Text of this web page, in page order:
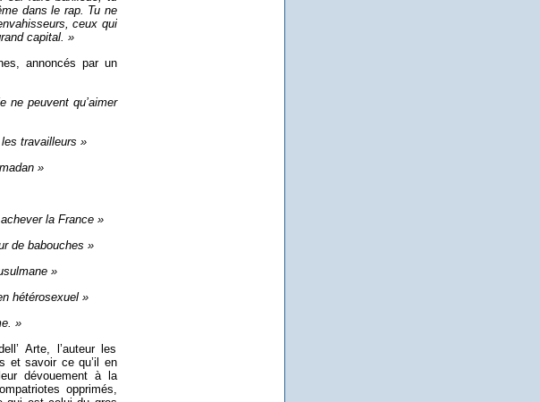
dans le rap. Tu ne
ceux qui
capital. »
annoncés par un
ne peuvent qu’aimer
travailleurs »
»
la France »
de babouches »
»
hétérosexuel »
»
Arte, l’auteur les
et savoir ce qu’il en
dévouement à la
opprimés,